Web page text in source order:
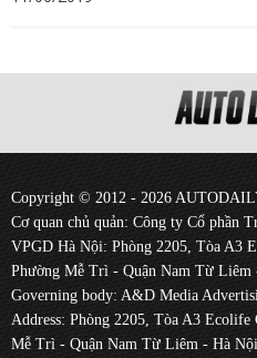
Copyright © 2012 - 2026
Cơ quan chủ quản: Công ty Cổ phần
VPGD Hà Nội: Phòng 2205, Tòa A3
Phường Mễ Trì - Quận Nam Từ Liêm
Governing body: A&D Media
Address: Phòng 2205, Tòa A3
Mễ Trì - Quận Nam Từ Liêm - Hà Nội